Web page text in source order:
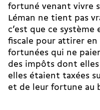
fortuné venant vivre
Léman ne tient pas
c’est que ce
fiscale pour attirer en
fortunées qui ne
des impôts dont
elles étaient taxées
et de leur fortune au